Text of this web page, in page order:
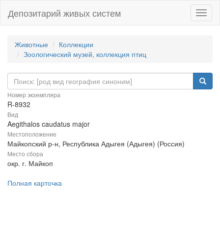
Депозитарий живых систем
Животные
Коллекции
Зоологический музей, коллекция птиц
Номер экземпляра
R-8932
Вид
Aegithalos caudatus major
Местоположение
Майкопский р-н, Республика Адыгея (Адыгея) (Россия)
Место сбора
окр. г. Майкоп
Полная карточка